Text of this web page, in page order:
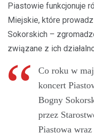
Piastowie funkcjonuje
Miejskie, które
Sokorskich –
związane z ich
Co roku w
koncert
Bogny
przez
Piastowa